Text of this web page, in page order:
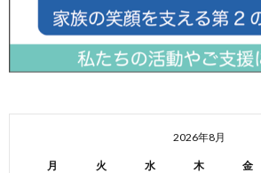
2026年8月
月 火 水 木 金